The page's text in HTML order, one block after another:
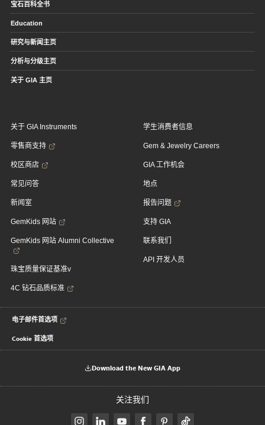
宝石百科全书
Education
研究与新闻主页
分析与分级主页
关于 GIA 主页
关于 GIA Instruments
零售商支持
校区商店
常见问答
新闻室
GemKids 网站
GemKids 网站 Alumni Collective
珠宝质量保证基准v
4C 钻石品质标准
学生消费者信息
Gem & Jewelry Careers
GIA 工作机会
地点
报告问题
支持 GIA
联系我们
API 开发人员
电子邮件首选项
Cookie 首选项
Download the New GIA App
关注我们